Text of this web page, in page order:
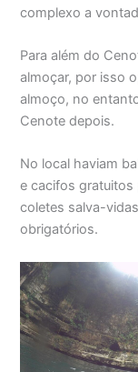
complexo a
Para além do
almoçar, por isso
almoço, no
Cenote depois.
No local haviam
e cacifos
coletes salva-
obrigatórios.